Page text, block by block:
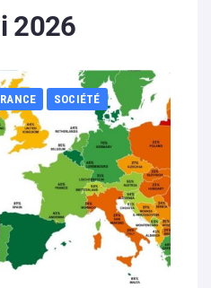
2026
SOCIÉTÉ